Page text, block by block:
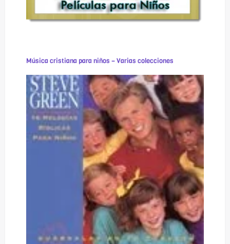
Música cristiana para niños – Varias colecciones